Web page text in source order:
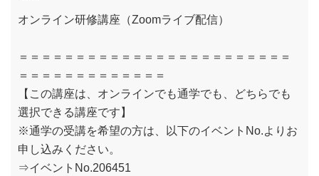
オンライン研修講座（Zoomライブ配信）
＝＝＝＝＝＝＝＝＝＝＝＝＝＝＝＝＝＝＝＝＝＝＝＝
＝＝＝＝＝＝＝＝＝＝＝＝＝
【この講座は、オンラインでも通学でも、どちらでも
選択できる講座です】
※通学の受講を希望の方は、以下のイベントNo.よりお
申し込みください。
⇒イベントNo.206451